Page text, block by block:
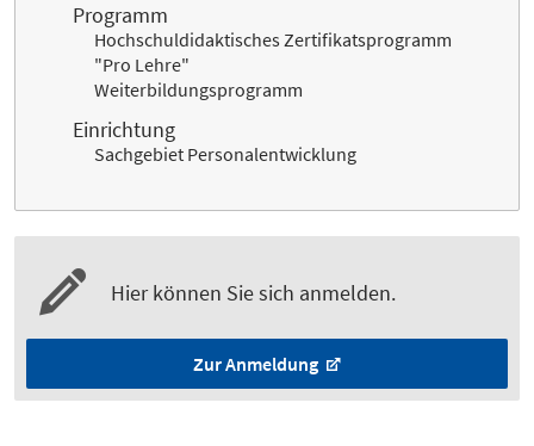
Programm
Hochschuldidaktisches Zertifikatsprogramm
"Pro Lehre"
Weiterbildungsprogramm
Einrichtung
Sachgebiet Personalentwicklung
Hier können Sie sich anmelden.
Zur Anmeldung